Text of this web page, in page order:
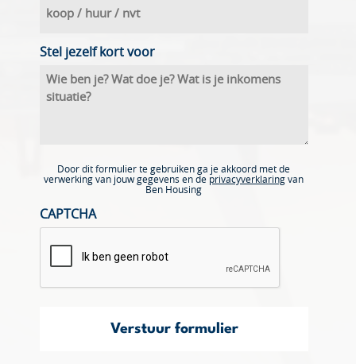
Stel jezelf kort voor
Door dit formulier te gebruiken ga je akkoord met de
verwerking van jouw gegevens en de privacyverklaring van
Ben Housing
CAPTCHA
Verstuur formulier